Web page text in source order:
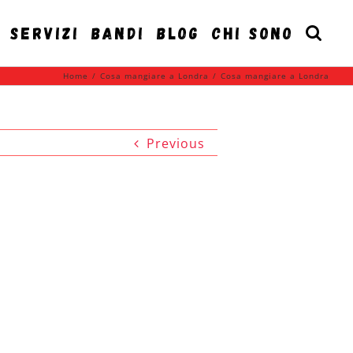
SERVIZI BANDI BLOG CHI SONO
Home / Cosa mangiare a Londra / Cosa mangiare a Londra
Previous